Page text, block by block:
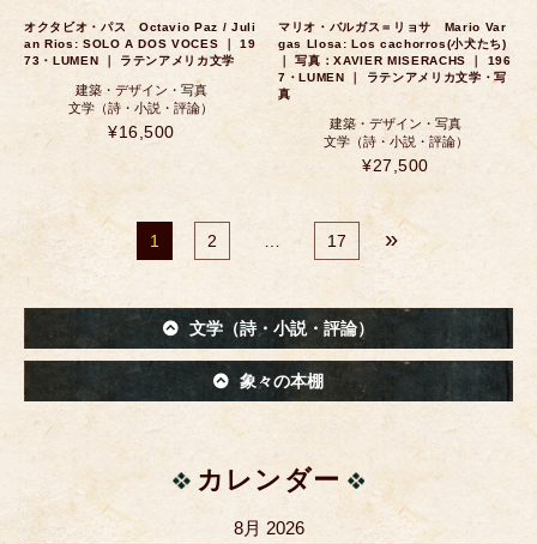
オクタビオ・パス Octavio Paz / Juli
an Rios: SOLO A DOS VOCES ｜ 19
73・LUMEN ｜ ラテンアメリカ文学
建築・デザイン・写真
文学（詩・小説・評論）
¥16,500
マリオ・バルガス＝リョサ Mario Var
gas Llosa: Los cachorros(小犬たち)
｜ 写真：XAVIER MISERACHS ｜ 196
7・LUMEN ｜ ラテンアメリカ文学・写
真
建築・デザイン・写真
文学（詩・小説・評論）
¥27,500
1 2 17 »
文学（詩・小説・評論）
象々の本棚
カレンダー
8月 2026